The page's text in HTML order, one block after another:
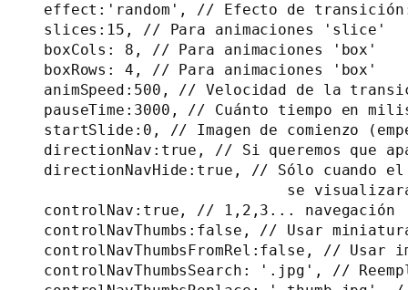
effect:'random', // Efecto de
slices:15, // Para animaciones 'slice'
boxCols: 8, // Para animaciones 'box'
boxRows: 4, // Para animaciones 'box'
animSpeed:500, // Velocidad de la
pauseTime:3000, // Cuánto tiempo en
startSlide:0, // Imagen de comienzo
directionNav:true, // Si queremos que
directionNavHide:true, // Sólo cuando
se
controlNav:true, // 1,2,3... navegación
controlNavThumbs:false, // Usar
controlNavThumbsFromRel:false, // Usar
controlNavThumbsSearch: '.jpg', //